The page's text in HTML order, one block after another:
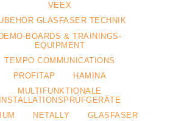
VEEX
GLASFASER TECHNIK
BOARDS & TRAININGS-
EQUIPMENT
TEMPO COMMUNICATIONS
PROFITAP
HAMINA
MULTIFUNKTIONALE
INSTALLATIONSPRÜFGERÄTE
NETALLY
GLASFASER